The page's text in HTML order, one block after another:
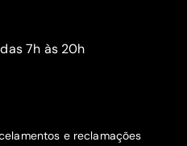
7h às 20h
e reclamações